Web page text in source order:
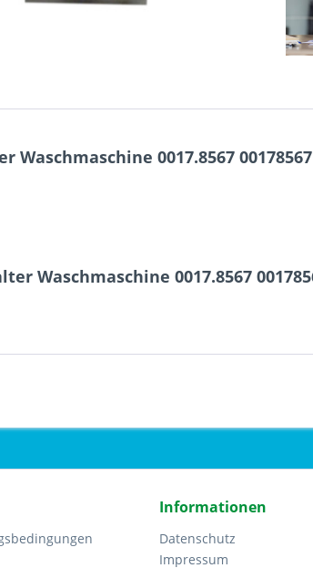
0017.8567
Waschmaschine 0017.8567
Informationen
Datenschutz
Impressum